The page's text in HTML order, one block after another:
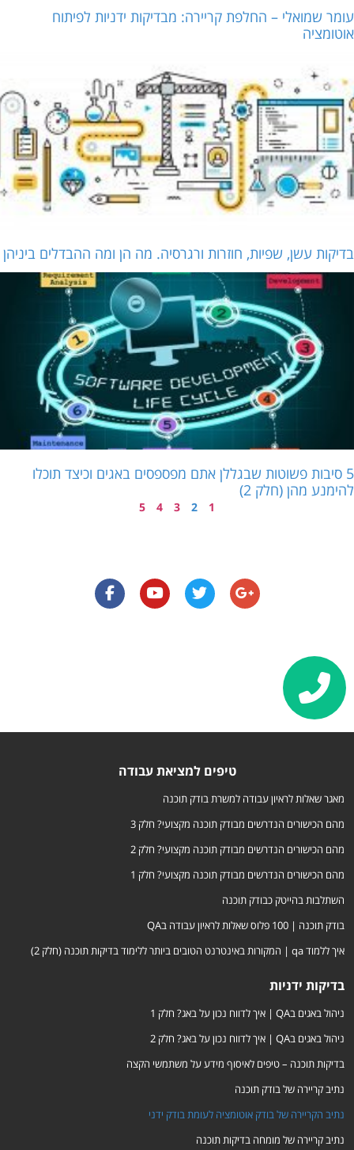
עומר שמואלי – החלפת קריירה: מבדיקות ידניות לפיתוח
אוטומציה
בדיקות עשן, שפיות, חוזרות ורגרסיה. מה הן ומה ההבדלים ביניהן
5 סיבות פשוטות שבגללן אתם מפספסים באגים וכיצד תוכלו
להימנע מהן (חלק 2)
1
2
3
4
5
טיפים למציאת עבודה
מאגר שאלות לראיון עבודה למשרת בודק תוכנה
מהם הכישורים הנדרשים מבודק תוכנה מקצועי? חלק 3
מהם הכישורים הנדרשים מבודק תוכנה מקצועי? חלק 2
מהם הכישורים הנדרשים מבודק תוכנה מקצועי? חלק 1
השתלבות בהייטק כבודק תוכנה
בודק תוכנה | 100 פלוס שאלות לראיון עבודה בQA
איך ללמוד qa | המקורות באינטרנט הטובים ביותר ללימוד בדיקות תוכנה (חלק 2)
בדיקות ידניות
ניהול באגים בQA | איך לדווח נכון על באג? חלק 1
ניהול באגים בQA | איך לדווח נכון על באג? חלק 2
בדיקות תוכנה – טיפים לאיסוף מידע על משתמשי הקצה
נתיב קריירה של בודק תוכנה
נתיב הקריירה של בודק אוטומציה לעומת בודק ידני
נתיב קריירה של מומחה בדיקות תוכנה